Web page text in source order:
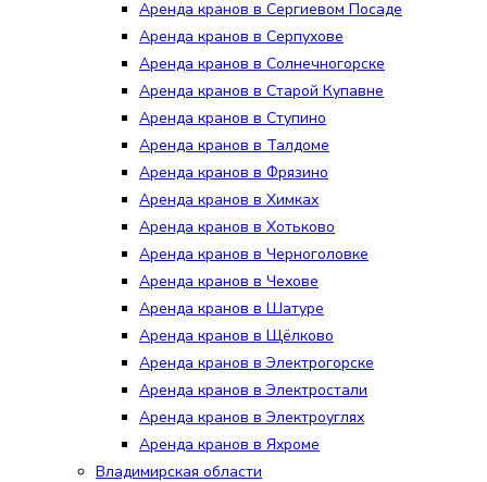
Аренда кранов в Сергиевом Посаде
Аренда кранов в Серпухове
Аренда кранов в Солнечногорске
Аренда кранов в Старой Купавне
Аренда кранов в Ступино
Аренда кранов в Талдоме
Аренда кранов в Фрязино
Аренда кранов в Химках
Аренда кранов в Хотьково
Аренда кранов в Черноголовке
Аренда кранов в Чехове
Аренда кранов в Шатуре
Аренда кранов в Щёлково
Аренда кранов в Электрогорске
Аренда кранов в Электростали
Аренда кранов в Электроуглях
Аренда кранов в Яхроме
Владимирская области